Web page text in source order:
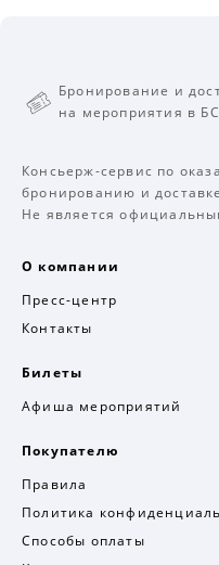
Бронирование и
на мероприятия в
Консьерж-сервис по
бронированию и
Не является
О компании
Пресс-центр
Контакты
Билеты
Афиша мероприятий
Покупателю
Правила
Политика
Способы оплаты